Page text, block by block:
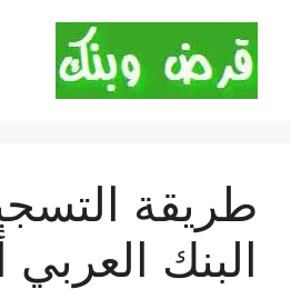
المحتوى
طريقة
البنك العربي